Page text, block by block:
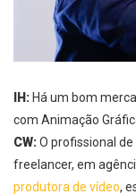
IH: Há um bom
com Animação
CW:O profissional de
freelancer, em
produtora de vídeo,